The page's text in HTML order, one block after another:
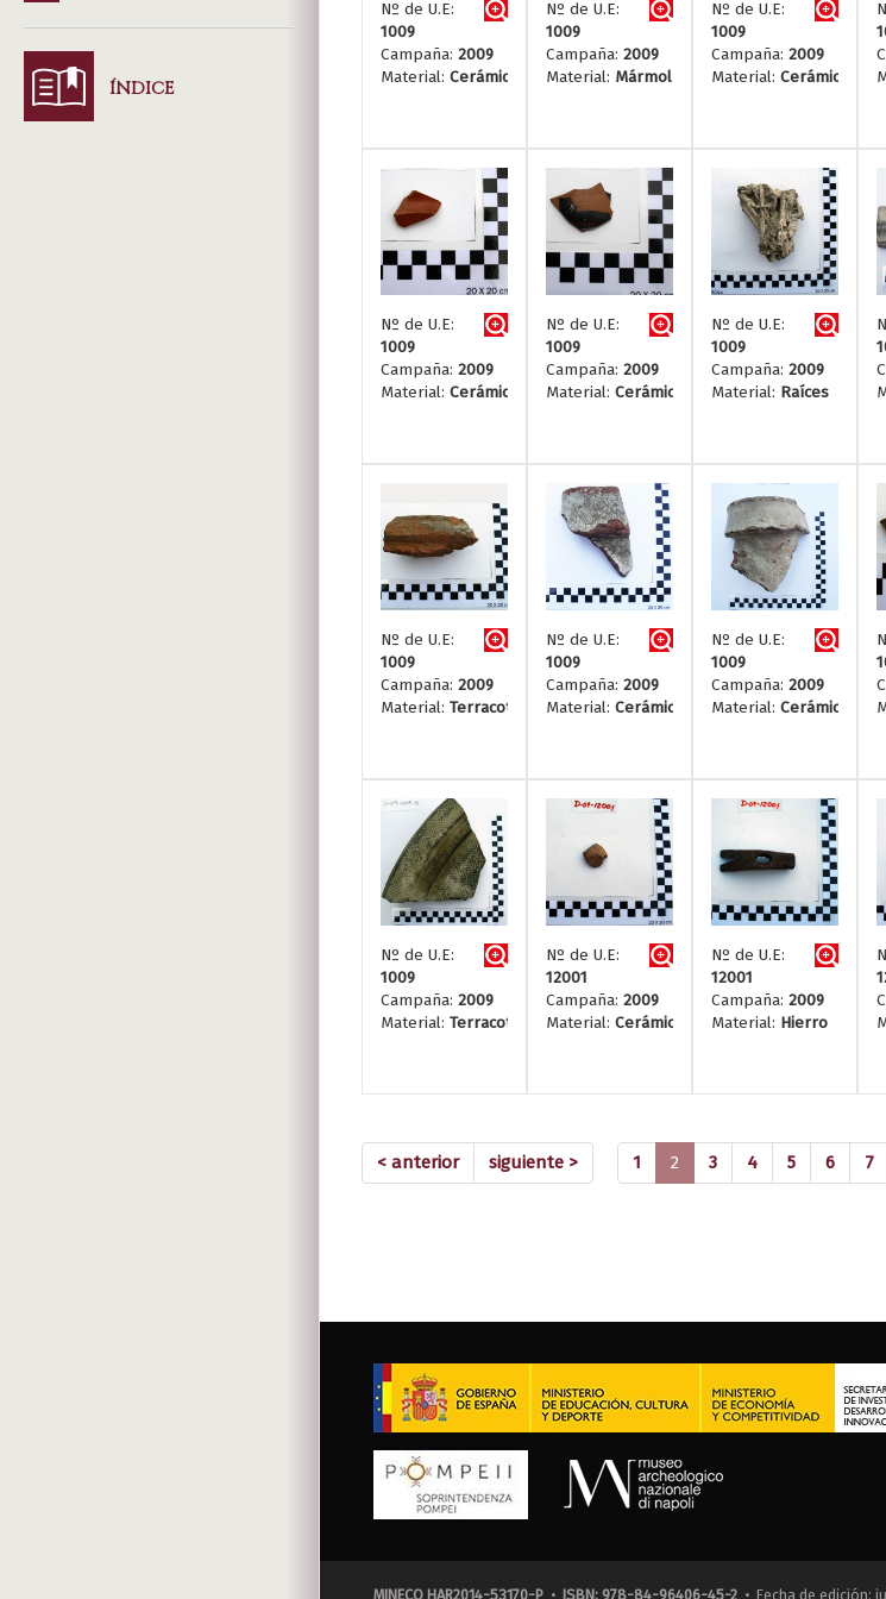
ÍNDICE
Nº de U.E:
1009
Campaña: 2009
Material: Cerámica
Nº de U.E:
1009
Campaña: 2009
Material: Mármol
Nº de U.E:
1009
Campaña: 2009
Material: Cerámica
Nº de U.E:
1009
Campaña: 2009
Material: Cerámica
Nº de U.E:
1009
Campaña: 2009
Material: Cerámica
Nº de U.E:
1009
Campaña: 2009
Material: Raíces
Nº de U.E:
1009
Campaña: 2009
Material: Terracotta
Nº de U.E:
1009
Campaña: 2009
Material: Cerámica
Nº de U.E:
1009
Campaña: 2009
Material: Cerámica
Nº de U.E:
1009
Campaña: 2009
Material: Terracotta
Nº de U.E:
12001
Campaña: 2009
Material: Cerámica
Nº de U.E:
12001
Campaña: 2009
Material: Hierro
< anterior 1 2 (current)
3 4 5 6 7
siguiente >
MINECO HAR2014-53170-P • ISBN: 978-84-96406-45-2 • Fecha de edición: